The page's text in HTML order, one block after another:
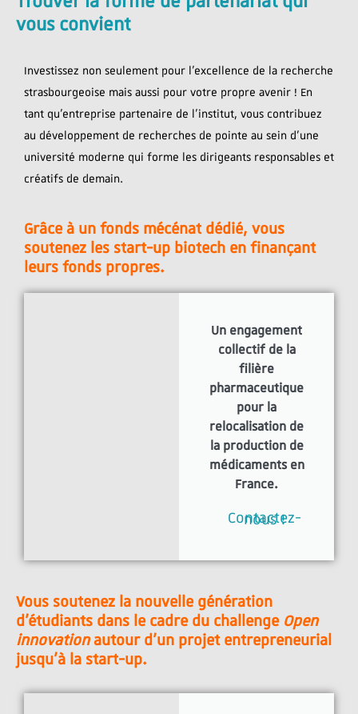
vous convient
Investissez non seulement pour l’excellence de la recherche
strasbourgeoise mais aussi pour votre propre avenir ! En
tant qu’entreprise partenaire de l’institut, vous contribuez
au développement de recherches de pointe au sein d’une
université moderne qui forme les dirigeants responsables et
créatifs de demain.
Grâce à un fonds mécénat dédié, vous
soutenez les start-up biotech en finançant
leurs fonds propres.
Un engagement
collectif de la
filière
pharmaceutique
pour la
relocalisation de
la production de
médicaments en
France.
Contactez-nous !
Vous soutenez la nouvelle génération
d'étudiants dans le cadre du challenge Open
innovationautour d'un projet entrepreneurial
jusqu'à la start-up.